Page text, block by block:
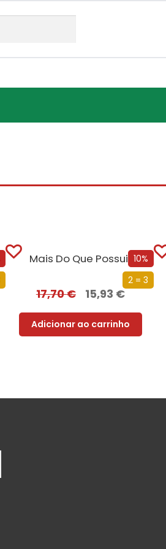
10%
2 = 3
Mais Do Que Possuir
17,70€ 15,93 €
Adicionar ao carrinho